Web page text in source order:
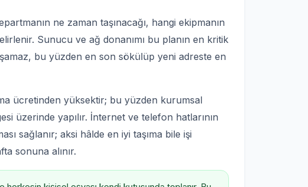
ne zaman taşınacağı, hangi ekipmanın
Sunucu ve ağ donanımı bu planın en kritik
bu yüzden en son sökülüp yeni adreste en
ücretinden yüksektir; bu yüzden kurumsal
üzerinde yapılır. İnternet ve telefon hatlarının
sağlanır; aksi hâlde en iyi taşıma bile işi
sonuna alınır.